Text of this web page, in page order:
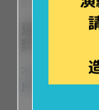
連續兩年肯
獎 & 金鑽職
不僅娛樂層面
民眾的認可